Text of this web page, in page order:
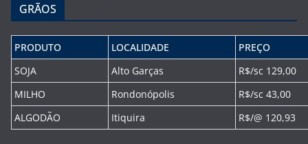
GRÃOS
PRODUTO LOCALIDADE
PREÇO
SOJA
Alto Garças
R$/sc 129,00
MILHO
Rondonópolis
R$/sc 43,00
ALGODÃO
Itiquira R$/@ 120,93